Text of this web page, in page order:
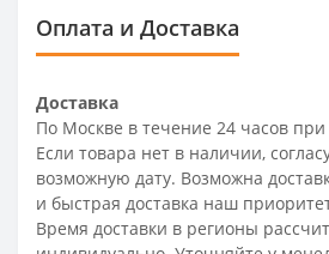
Оплата и Доставка
Доставка
По Москве в течение 24 часов
Если товара нет в наличии,
возможную дату. Возможна
и быстрая доставка наш
Время доставки в регионы